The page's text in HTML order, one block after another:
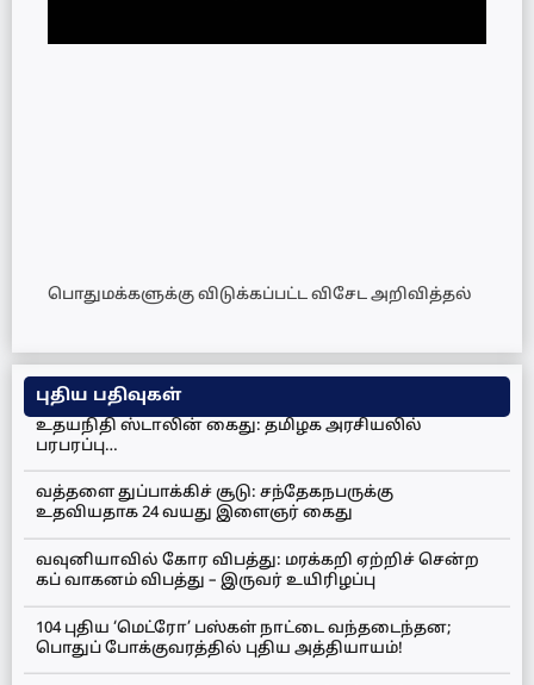
பொதுமக்களுக்கு விடுக்கப்பட்ட விசேட அறிவித்தல்
புதிய பதிவுகள்
உதயநிதி ஸ்டாலின் கைது: தமிழக அரசியலில்
பரபரப்பு…
வத்தளை துப்பாக்கிச் சூடு: சந்தேகநபருக்கு
உதவியதாக 24 வயது இளைஞர் கைது
வவுனியாவில் கோர விபத்து: மரக்கறி ஏற்றிச் சென்ற
கப் வாகனம் விபத்து – இருவர் உயிரிழப்பு
104 புதிய ‘மெட்ரோ’ பஸ்கள் நாட்டை வந்தடைந்தன;
பொதுப் போக்குவரத்தில் புதிய அத்தியாயம்!